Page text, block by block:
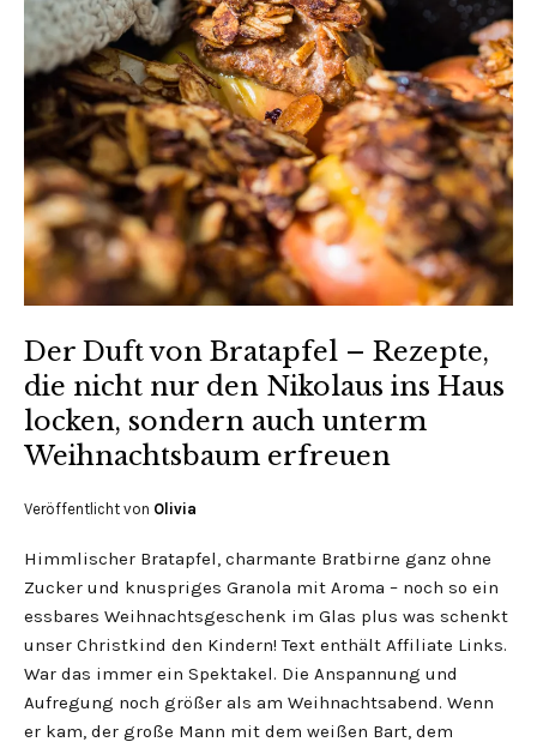
Der Duft von Bratapfel – Rezepte,
die nicht nur den Nikolaus ins Haus
locken, sondern auch unterm
Weihnachtsbaum erfreuen
Veröffentlicht von Olivia
Himmlischer Bratapfel, charmante Bratbirne ganz ohne
Zucker und knuspriges Granola mit Aroma – noch so ein
essbares Weihnachtsgeschenk im Glas plus was schenkt
unser Christkind den Kindern! Text enthält Affiliate Links.
War das immer ein Spektakel. Die Anspannung und
Aufregung noch größer als am Weihnachtsabend. Wenn
er kam, der große Mann mit dem weißen Bart, dem